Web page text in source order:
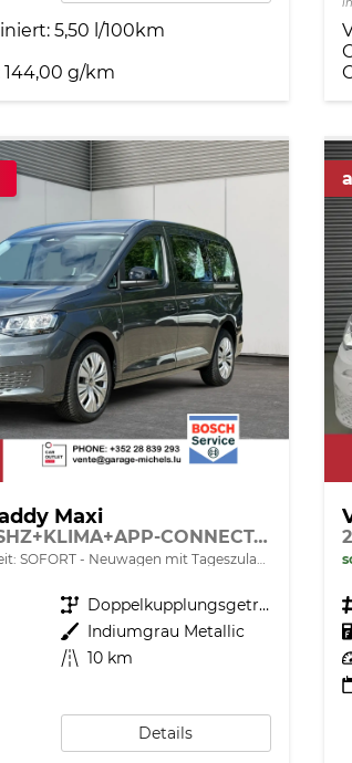
5,50 l/100km
144,00 g/km
Maxi
KAMERA+ACC+SHZ+KLIMA+APP-CONNECT+GJR+PDC
SOFORT Neuwagen mit Tageszulassung
Getriebe
Doppelkupplungsgetriebe (DSG)
Außenfarbe
Indiumgrau Metallic
Kilometerstand 10 km
Details